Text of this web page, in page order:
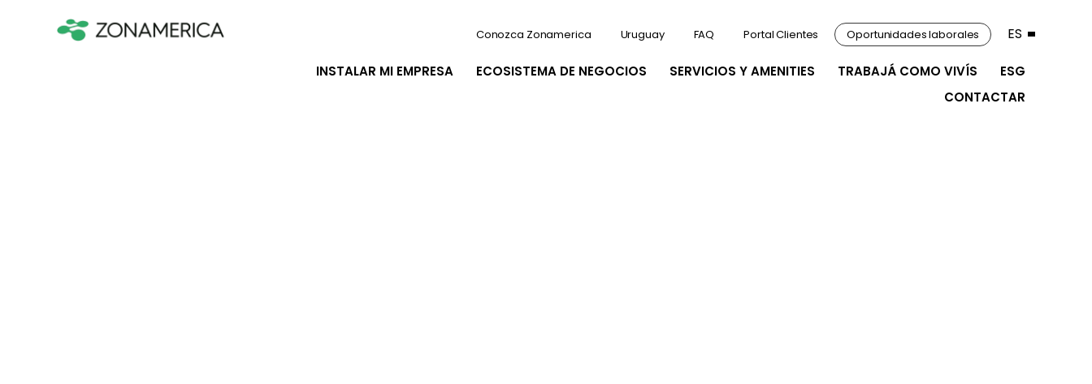
INSTALAR MI EMPRESA ECOSISTEMA DE NEGOCIOS SERVICIOS Y AMENITIES TRABAJÁ COMO VIVÍS
ESG
CONTACTAR
Conozca Zonamerica Uruguay FAQ Portal Clientes Oportunidades laborales ES